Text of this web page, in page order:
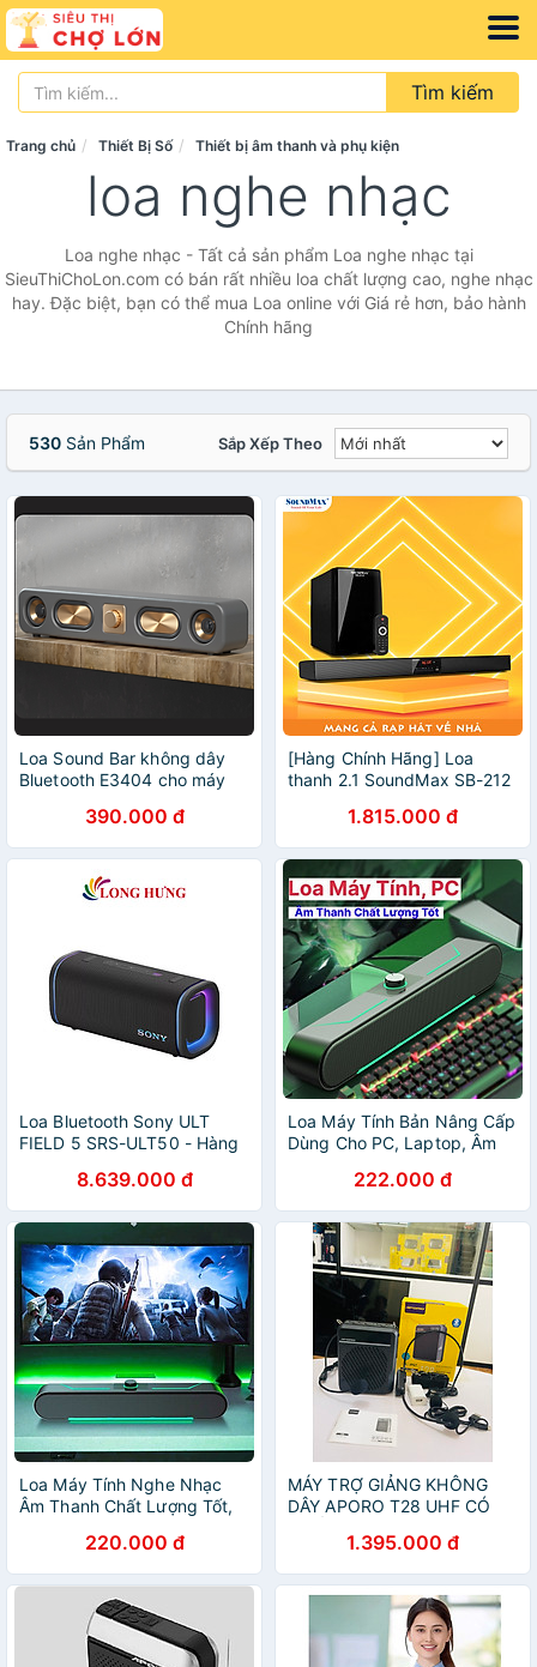
Tìm kiếm
Trang chủ Thiết Bị Số Thiết bị âm thanh và phụ kiện
loa nghe nhạc
Loa nghe nhạc - Tất cả sản phẩm Loa nghe nhạc tại
SieuThiChoLon.com có bán rất nhiều loa chất lượng cao, nghe nhạc
hay. Đặc biệt, bạn có thể mua Loa online với Giá rẻ hơn, bảo hành
Chính hãng
530 Sản Phẩm Sắp Xếp Theo
Loa Sound Bar không dây
Bluetooth E3404 cho máy
tính bảng hàng nhập khẩu
390.000 đ
[Hàng Chính Hãng] Loa
thanh 2.1 SoundMax SB-212
3.0, AUX, Optical, Coaxial
với âm thanh chân thực và
mạnh mẽ | 2.1 channels
soundbar SoundMax SB212
1.815.000 đ
Loa Bluetooth Sony ULT
FIELD 5 SRS-ULT50 - Hàng
8.639.000 đ
Loa Máy Tính Bản Nâng Cấp
Dùng Cho PC, Laptop, Âm
Hàng Chính Hãng
222.000 đ
Loa Máy Tính Nghe Nhạc
Âm Thanh Chất Lượng Tốt,
PC, Máy Tính Bàn, Laptop -
Hàng Chính Hãng
220.000 đ
MÁY TRỢ GIẢNG KHÔNG
DÂY APORO T28 UHF CÓ
SUẤT LỚN HÀNG CHÍNH
HÃNG
1.395.000 đ